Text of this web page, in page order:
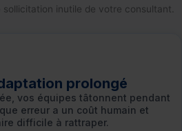
inutile de votre consultant.
prolongé
vos équipes tâtonnent pendant
erreur a un coût humain et
difficile à rattraper.